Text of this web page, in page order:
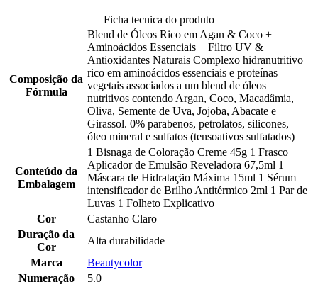
Ficha tecnica do produto
Composição da
Fórmula
Blend de Óleos Rico em Agan & Coco +
Aminoácidos Essenciais + Filtro UV &
Antioxidantes Naturais Complexo hidranutritivo
rico em aminoácidos essenciais e proteínas
vegetais associados a um blend de óleos
nutritivos contendo Argan, Coco, Macadâmia,
Oliva, Semente de Uva, Jojoba, Abacate e
Girassol. 0% parabenos, petrolatos, silicones,
óleo mineral e sulfatos (tensoativos sulfatados)
Conteúdo da
Embalagem
1 Bisnaga de Coloração Creme 45g 1 Frasco
Aplicador de Emulsão Reveladora 67,5ml 1
Máscara de Hidratação Máxima 15ml 1 Sérum
intensificador de Brilho Antitérmico 2ml 1 Par de
Luvas 1 Folheto Explicativo
Cor
Castanho Claro
Duração da
Cor
Alta durabilidade
Marca
Beautycolor
Numeração
5.0